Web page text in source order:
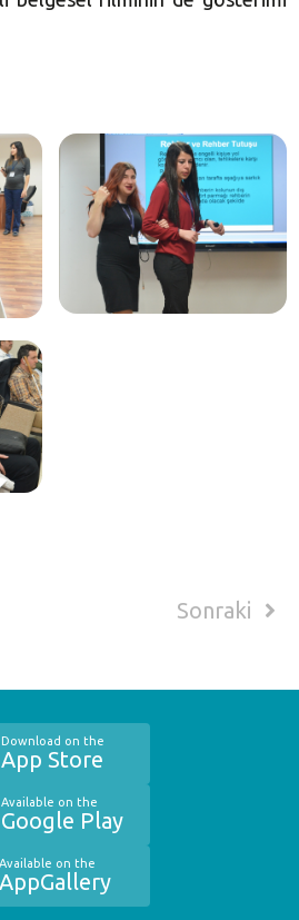
Sonraki
Download on the
App Store
Available on the
Google Play
Available on the
AppGallery